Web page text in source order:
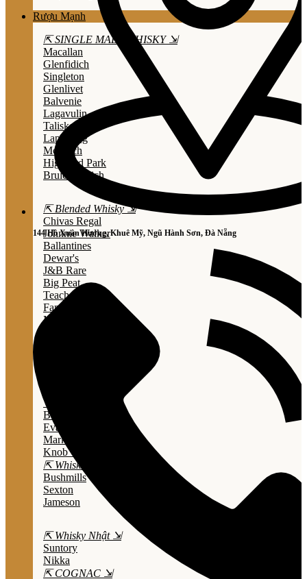
144 Hồ Xuân Hương, Khuê Mỹ, Ngũ Hành Sơn, Đà Nẵng
Rượu Mạnh
⇱ SINGLE MALT WHISKY ⇲
Macallan
Glenfidich
Singleton
Glenlivet
Balvenie
Lagavulin
Talisker
Laphroaig
Mortlach
Highland Park
Bruichladdich
⇱ Blended Whisky ⇲
Chivas Regal
Johnnie Walker
Ballantines
Dewar's
J&B Rare
Big Peat
Teacher's
Famous Grouse
Monkey Shouder
Wild Turkey
Bulleit Bourbon
Evan Williams
Marker's Mark
Knob Creek
⇱ Whiskey Ailen ⇲
Bushmills
Sexton
Jameson
⇱ Whisky Nhật ⇲
Suntory
Nikka
⇱ COGNAC ⇲